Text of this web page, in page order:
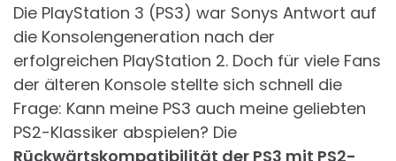
Die PlayStation 3 (PS3) war Sonys Antwort auf
die Konsolengeneration nach der
erfolgreichen PlayStation 2. Doch für viele Fans
der älteren Konsole stellte sich schnell die
Frage: Kann meine PS3 auch meine geliebten
PS2-Klassiker abspielen? Die
Rückwärtskompatibilität der PS3 mit PS2-